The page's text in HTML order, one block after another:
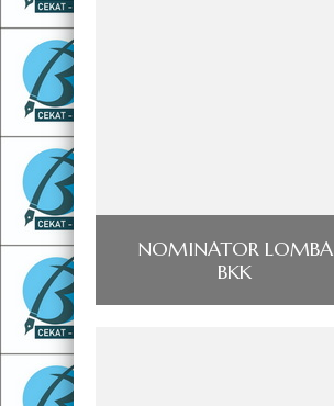
NOMINATOR LOMBA
BKK